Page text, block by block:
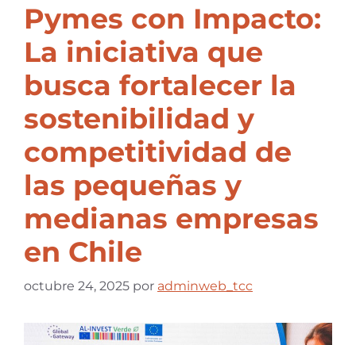
Pymes con Impacto:
La iniciativa que
busca fortalecer la
sostenibilidad y
competitividad de
las pequeñas y
medianas empresas
en Chile
octubre 24, 2025 por adminweb_tcc